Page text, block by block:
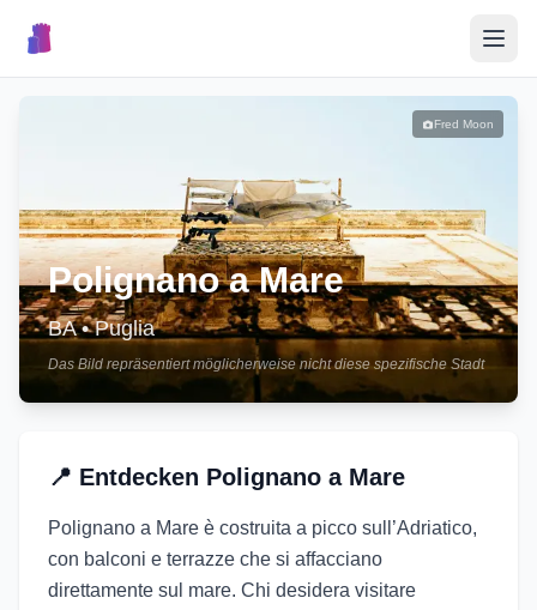
📝Event veröffentlichen
🇮🇹
Polignano a Mare
BA•Puglia
Das Bild repräsentiert möglicherweise nicht diese spezifische Stadt
Fred Moon
📍 Entdecken Polignano a Mare
Polignano a Mare è costruita a picco sull’Adriatico,
con balconi e terrazze che si affacciano
direttamente sul mare. Chi desidera visitare